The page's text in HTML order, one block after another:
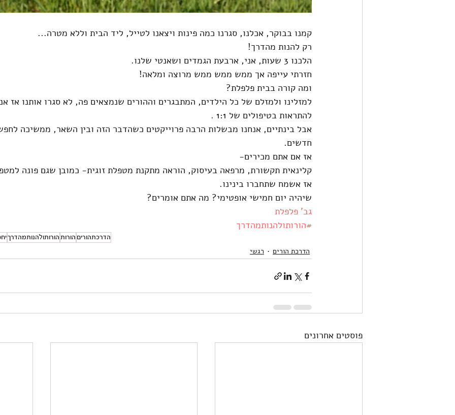
קמנו בבוקר, אכלנו, סגרנו כמה פינות ויצאנו לטייל, ליד הבית וללא מטרה...
רק להנות מהדרך!
הלכנו 3 שעות, אני, ארבעת הגמדים ושאנטי שלנו.
חזרתי עייפה אך ממש ממש ממש מרוצה ומלאה!
ומה קורה בבית פלפלת?
למזלינו ולמזלם של כל הילדים, המתבגרים וההורים שנמצאים פה, לא סגרו אותנו אז
להתראות בטיפולים של 1:1 .
אבל בינתיים, אנחנו מבשלות הרבה פרוייקטים כשהדבר הזה ובין השאר, ממשיכה
חדשים.
אז אם אתם מכירים-
קלינאית תקשורת, מרפאה בעיסוק, הוראה מתקנת מטפלת זוגית- כמובן שגם פונה
אז אשמח שתחברו בינינו.
שיהיה יום חמישי אופטימי? מה אתם אומרים?
גב' פלפלת
#הורותולהנותמהדרך
הדרכתהורים הורות הורותולהנותמהדרך
הדרכת הורים רגשי
פוסטים אחרונים